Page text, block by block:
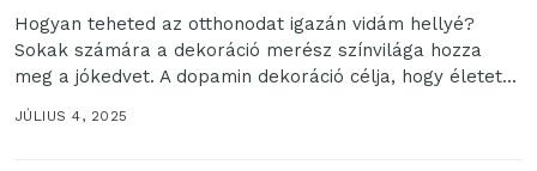
Hogyan teheted az otthonodat igazán vidám hellyé?
Sokak számára a dekoráció merész színvilága hozza
meg a jókedvet. A dopamin dekoráció célja, hogy életet...
JÚLIUS 4, 2025